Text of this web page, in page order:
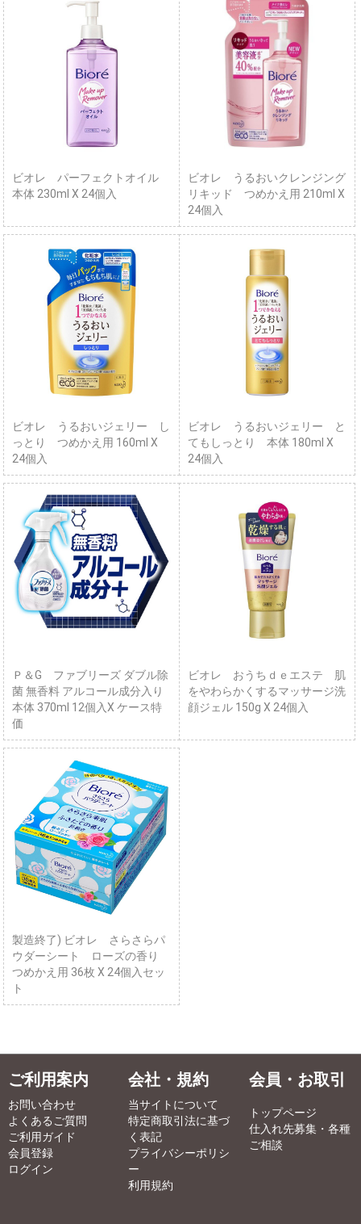
ビオレ パーフェクトオイル
本体 230ml X 24個入
ビオレ うるおいクレンジング
リキッド つめかえ用 210ml X
24個入
ビオレ うるおいジェリー し
っとり つめかえ用 160ml X
24個入
ビオレ うるおいジェリー と
てもしっとり 本体 180ml X
24個入
Ｐ＆G ファブリーズ ダブル除
菌 無香料 アルコール成分入り
本体 370ml 12個入X ケース特
価
ビオレ おうちｄｅエステ 肌
をやわらかくするマッサージ洗
顔ジェル 150g X 24個入
製造終了) ビオレ さらさらパ
ウダーシート ローズの香り
つめかえ用 36枚 X 24個入セッ
ト
ご利用案内
お問い合わせ
よくあるご質問
ご利用ガイド
会員登録
ログイン
会社・規約
当サイトについて
特定商取引法に基づ
く表記
プライバシーポリシ
ー
利用規約
会員・お取引
トップページ
仕入れ先募集・各種
ご相談